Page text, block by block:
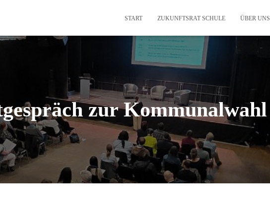
START ZUKUNFTSRAT SCHULE ÜBER UNS
zur Kommunalwahl